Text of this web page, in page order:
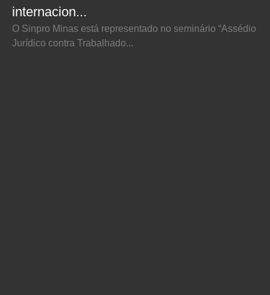
internacion...
O Sinpro Minas está representado no seminário “Assédio
Jurídico contra Trabalhado...